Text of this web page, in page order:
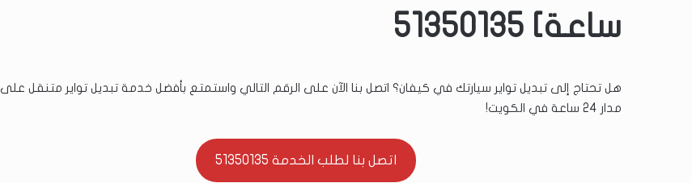
ساعة] 51350135
هل تحتاج إلى تبديل تواير سيارتك في كيفان؟ اتصل بنا الآن على الرقم التالي واستمتع بأفضل خدمة تبديل تواير متنقل على
مدار 24 ساعة في الكويت!
اتصل بنا لطلب الخدمة 51350135